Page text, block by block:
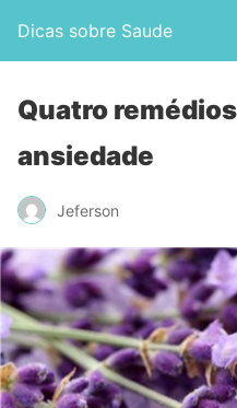
Dicas sobre Saude
Quatro
ansiedade
Jeferson